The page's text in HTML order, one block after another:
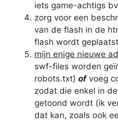
iets game-achtigs
zorg voor een
van de flash in de
flash wordt
mijn enige nieuwe
swf-files worden
robots.txt) ofvoeg
zodat die enkel in
getoond wordt (ik
dat kan, zoals ook